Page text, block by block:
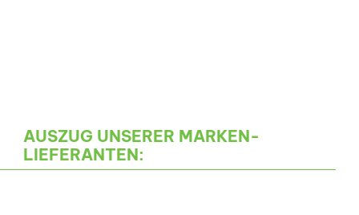
AUSZUG UNSERER MARKEN-
LIEFERANTEN: